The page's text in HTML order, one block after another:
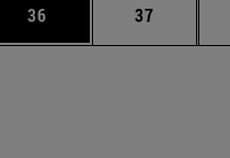
TAB para desplazarse.
Página
36 Página
37